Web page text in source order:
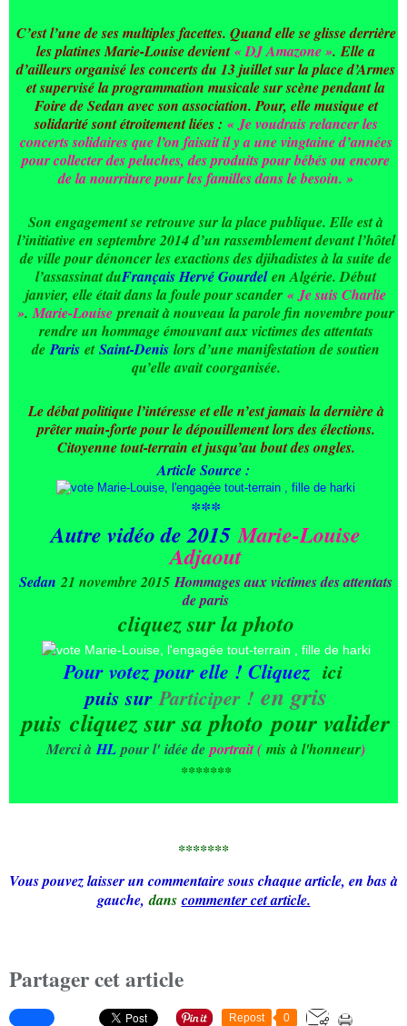
C’est l’une de ses multiples facettes. Quand elle se glisse derrière
les platines Marie-Louise devient« DJ Amazone ».Elle a
d’ailleurs organisé les concerts du 13 juillet sur la place d’Armes
et supervisé la programmation musicale sur scène pendant la
Foire de Sedan avec son association. Pour, elle musique et
solidarité sont étroitement liées : « Je voudrais relancer les
concerts solidaires que l’on faisait il y a une vingtaine d’années
pour collecter des peluches, des produits pour bébés ou encore
de la nourriture pour les familles dans le besoin. »
Son engagement se retrouve sur la place publique. Elle est à
l’initiative en septembre 2014 d’un rassemblement devant l’hôtel
de ville pour dénoncer les exactions des djihadistes à la suite de
l’assassinat duFrançais Hervé Gourdelen Algérie. Début
janvier, elle était dans la foule pour scander « Je suis Charlie
». Marie-Louiseprenait à nouveau la parole fin novembre pour
rendre un hommage émouvant aux victimes des attentats
deParis etSaint-Denis lors d’une manifestation de soutien
qu’elle avait coorganisée.
Le débat politique l’intéresse et elle n’est jamais la dernière à
prêter main-forte pour le dépouillement lors des élections.
Citoyenne tout-terrain et jusqu’au bout des ongles.
Article Source :
***
Autre vidéo de 2015Marie-Louise
Adjaout
Sedan 21 novembre 2015Hommages aux victimes des attentats
de paris
cliquez sur la photo
Pour votez pour elle ! Cliquez ici
puis surParticiper ! en gris
puis cliquez sur sa photo pour valider
Merci àHLpour l' idée deportrait (mis à l'honneur)
*******
*******
Vous pouvez laisser un commentaire sous chaque article, en bas à
gauche,dans commenter cet article.
Partager cet article
Repost 0